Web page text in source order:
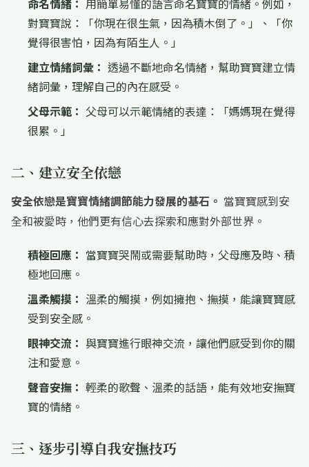
命名情緒： 用簡單易懂的語言命名寶寶的情緒。例如，
對寶寶說：「你現在很生氣，因為積木倒了。」、「你
覺得很害怕，因為有陌生人。」
建立情緒詞彙： 透過不斷地命名情緒，幫助寶寶建立情
緒詞彙，理解自己的內在感受。
父母示範： 父母可以示範情緒的表達：「媽媽現在覺得
很累。」
二、建立安全依戀
安全依戀是寶寶情緒調節能力發展的基石。 當寶寶感到安
全和被愛時，他們更有信心去探索和應對外部世界。
積極回應： 當寶寶哭鬧或需要幫助時，父母應及時、積
極地回應。
溫柔觸摸： 溫柔的觸摸，例如擁抱、撫摸，能讓寶寶感
受到安全感。
眼神交流： 與寶寶進行眼神交流，讓他們感受到你的關
注和愛意。
聲音安撫： 輕柔的歌聲、溫柔的話語，能有效地安撫寶
寶的情緒。
三、逐步引導自我安撫技巧